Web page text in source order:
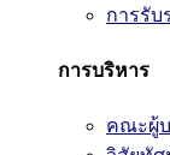
การรับ
การบริหาร
คณะผู้